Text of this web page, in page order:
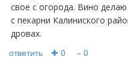
свое с огорода. Вино
с пекарни Калиниского
дровах.
ответить ✚ 0 − 0